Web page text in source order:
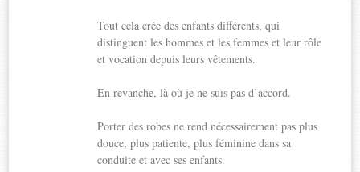
Tout cela crée des enfants différents, qui
distinguent les hommes et les femmes et leur rôle
et vocation depuis leurs vêtements.
En revanche, là où je ne suis pas d’accord.
Porter des robes ne rend nécessairement pas plus
douce, plus patiente, plus féminine dans sa
conduite et avec ses enfants.